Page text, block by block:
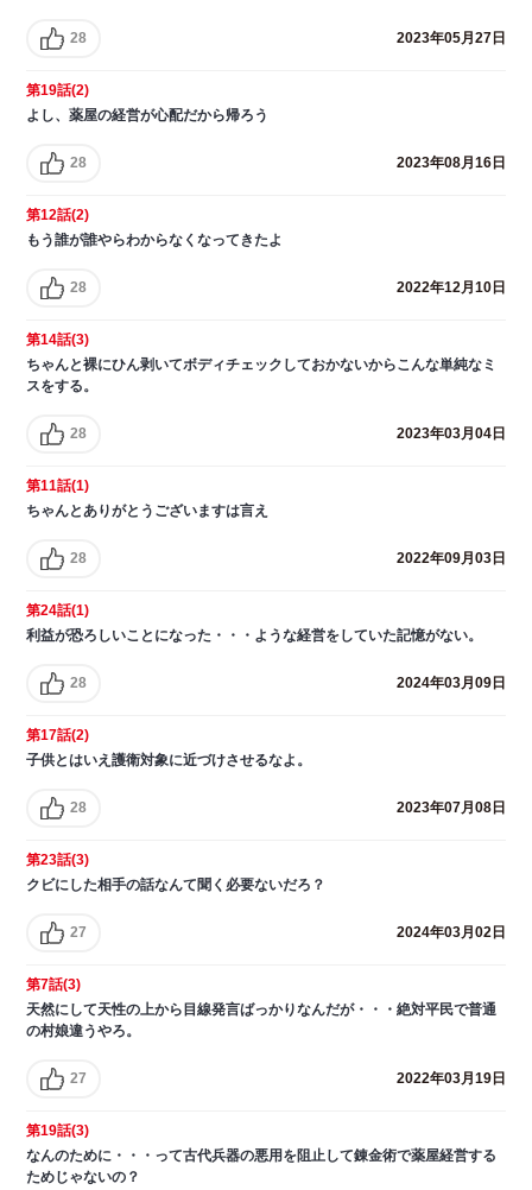
28 2023年05月27日
第19話(2)
よし、薬屋の経営が心配だから帰ろう
28 2023年08月16日
第12話(2)
もう誰が誰やらわからなくなってきたよ
28 2022年12月10日
第14話(3)
ちゃんと裸にひん剥いてボディチェックしておかないからこんな単純なミ
スをする。
28 2023年03月04日
第11話(1)
ちゃんとありがとうございますは言え
28 2022年09月03日
第24話(1)
利益が恐ろしいことになった・・・ような経営をしていた記憶がない。
28 2024年03月09日
第17話(2)
子供とはいえ護衛対象に近づけさせるなよ。
28 2023年07月08日
第23話(3)
クビにした相手の話なんて聞く必要ないだろ？
27 2024年03月02日
第7話(3)
天然にして天性の上から目線発言ばっかりなんだが・・・絶対平民で普通
の村娘違うやろ。
27 2022年03月19日
第19話(3)
なんのために・・・って古代兵器の悪用を阻止して錬金術で薬屋経営する
ためじゃないの？